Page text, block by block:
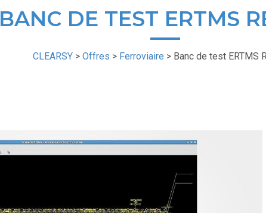
BANC DE TEST ERTMS
CLEARSY > Offres > Ferroviaire > Banc de test ERTMS